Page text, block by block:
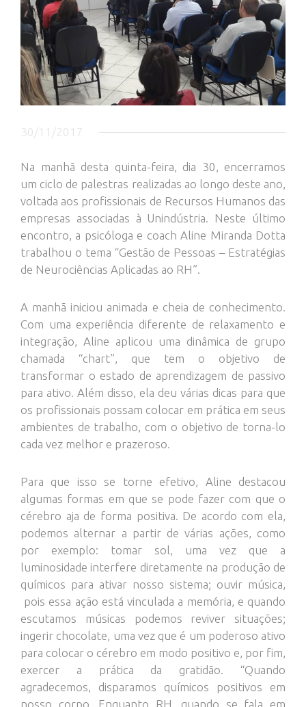
30/11/2017
Na manhã desta quinta-feira, dia 30, encerramos
um ciclo de palestras realizadas ao longo deste ano,
voltada aos profissionais de Recursos Humanos das
empresas associadas à Unindústria. Neste último
encontro, a psicóloga e coach Aline Miranda Dotta
trabalhou o tema “Gestão de Pessoas – Estratégias
de Neurociências Aplicadas ao RH”.
A manhã iniciou animada e cheia de conhecimento.
Com uma experiência diferente de relaxamento e
integração, Aline aplicou uma dinâmica de grupo
chamada “chart”, que tem o objetivo de
transformar o estado de aprendizagem de passivo
para ativo. Além disso, ela deu várias dicas para que
os profissionais possam colocar em prática em seus
ambientes de trabalho, com o objetivo de torna-lo
cada vez melhor e prazeroso.
Para que isso se torne efetivo, Aline destacou
algumas formas em que se pode fazer com que o
cérebro aja de forma positiva. De acordo com ela,
podemos alternar a partir de várias ações, como
por exemplo: tomar sol, uma vez que a
luminosidade interfere diretamente na produção de
químicos para ativar nosso sistema; ouvir música,
pois essa ação está vinculada a memória, e quando
escutamos músicas podemos reviver situações;
ingerir chocolate, uma vez que é um poderoso ativo
para colocar o cérebro em modo positivo e, por fim,
exercer a prática da gratidão. “Quando
agradecemos, disparamos químicos positivos em
nosso corpo. Enquanto RH, quando se fala em